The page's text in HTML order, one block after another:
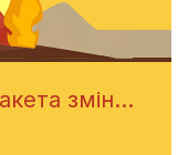
змін...